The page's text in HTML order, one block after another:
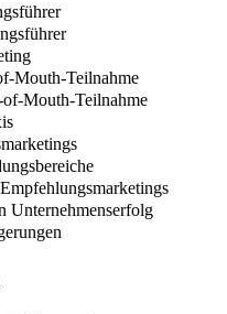
Mouth-Teilnahme
Mouth-Teilnahme
Unternehmenserfolg